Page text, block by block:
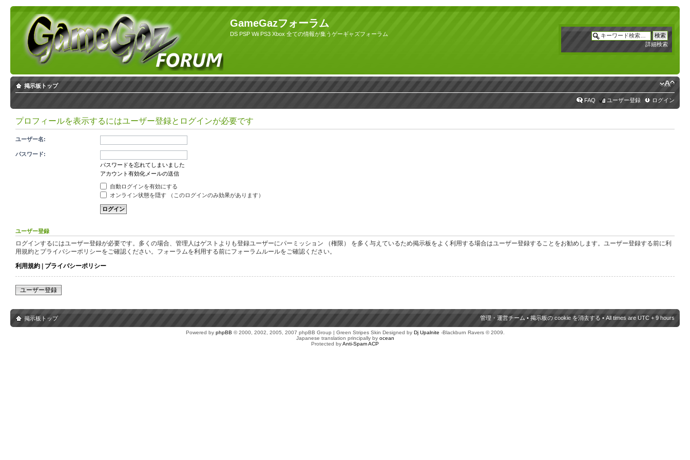
GameGazフォーラム
DS PSP Wii PS3 Xbox 全ての情報が集うゲーギャズフォーラム
詳細検索
掲示板トップ
FAQ ユーザー登録 ログイン
プロフィールを表示するにはユーザー登録とログインが必要です
ユーザー名:
パスワード:
パスワードを忘れてしまいました
アカウント有効化メールの送信
自動ログインを有効にする
オンライン状態を隠す （このログインのみ効果があります）
ユーザー登録
ログインするにはユーザー登録が必要です。多くの場合、管理人はゲストよりも登録ユーザーにパーミッション （権限） を多く与えているため掲示板をよく利用する場合はユーザー登録することをお勧めします。ユーザー登録する前に利
用規約とプライバシーポリシーをご確認ください。フォーラムを利用する前にフォーラムルールをご確認ください。
利用規約 | プライバシーポリシー
ユーザー登録
掲示板トップ 管理・運営チーム • 掲示板の cookie を消去する • All times are UTC + 9 hours
Powered by phpBB © 2000, 2002, 2005, 2007 phpBB Group | Green Stripes Skin Designed by Dj Upalnite -Blackburn Ravers © 2009.
Japanese translation principally by ocean
Protected byAnti-Spam ACP